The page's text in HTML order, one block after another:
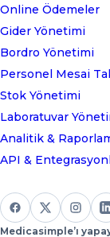
Online Ödemeler
Gider Yönetimi
Bordro Yönetimi
Personel Mesai
Stok Yönetimi
Laboratuvar
Analitik &
API &
Medicasimple’ı